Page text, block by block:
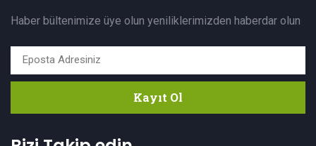
Haber bültenimize üye olun yeniliklerimizden haberdar olun
Kayıt Ol